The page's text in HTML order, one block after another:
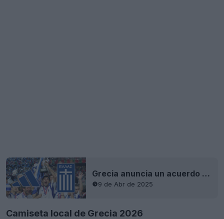
Grecia anuncia un acuerdo con Adidas para sus camisetas
9 de Abr de 2025
Camiseta local de Grecia 2026